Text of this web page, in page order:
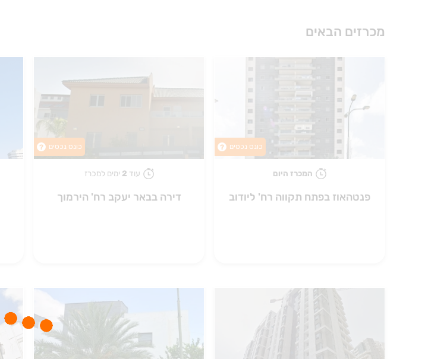
מכרזים הבאים
כונס נכסים ?
המכרז היום
פנטהאוז בפתח תקווה רח' ליודוב
כונס נכסים ?
עוד 2 ימים למכרז
דירה בבאר יעקב רח' הירמוך